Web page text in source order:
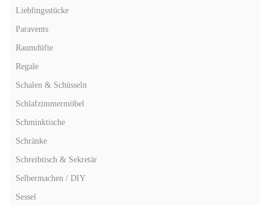
Lieblingsstücke
Paravents
Raumdüfte
Regale
Schalen & Schüsseln
Schlafzimmermöbel
Schminktische
Schränke
Schreibtisch & Sekretär
Selbermachen / DIY
Sessel